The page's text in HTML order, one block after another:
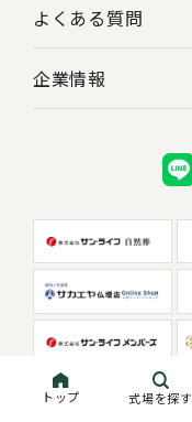
トップ 式場を探す
よくある質問
企業情報